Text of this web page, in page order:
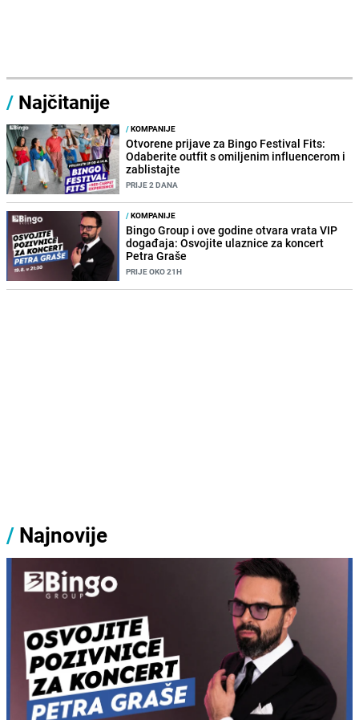
/ Najčitanije
/KOMPANIJE
Otvorene prijave za Bingo Festival Fits:
Odaberite outfit s omiljenim influencerom i
zablistajte
PRIJE 2 DANA
/KOMPANIJE
Bingo Group i ove godine otvara vrata VIP
događaja: Osvojite ulaznice za koncert
Petra Graše
PRIJE OKO 21H
/ Najnovije